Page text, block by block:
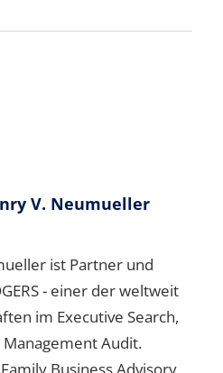
V. Neumueller
ist Partner und
- einer der weltweit
im Executive Search,
Audit.